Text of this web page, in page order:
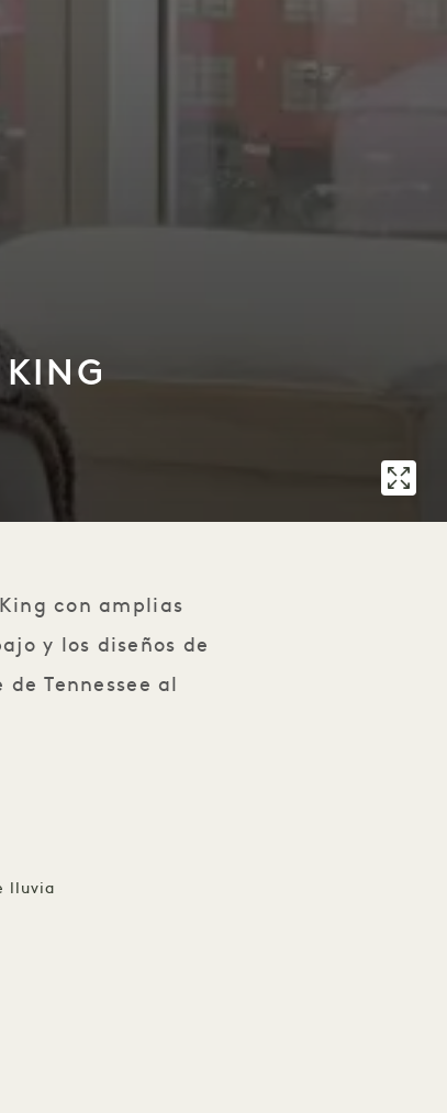
con amplias
y los diseños de
Tennessee al
lluvia